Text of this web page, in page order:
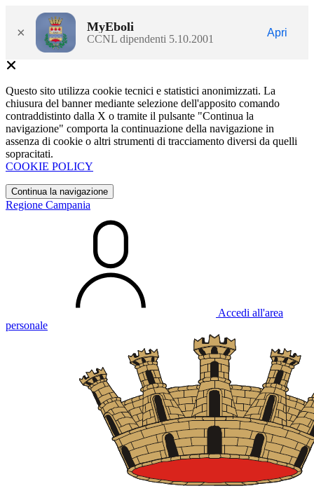
× MyEboli
CCNL dipendenti 5.10.2001
Apri
Questo sito utilizza cookie tecnici e statistici anonimizzati. La
chiusura del banner mediante selezione dell'apposito comando
contraddistinto dalla X o tramite il pulsante "Continua la
navigazione" comporta la continuazione della navigazione in
assenza di cookie o altri strumenti di tracciamento diversi da quelli
sopracitati.
COOKIE POLICY
Continua la navigazione
Regione Campania
Accedi all'area
personale